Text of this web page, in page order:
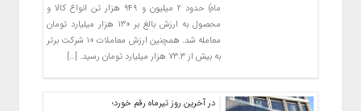
ماه) حدود ۲ میلیون و ۹۴۹ هزار تن انواع کالا و
محصول به ارزش بالغ بر ۱۳۰ هزار میلیارد تومان
معامله شد. همچنین ارزش معاملات ۱۰ شرکت برتر
به بیش از ۷۳.۳ هزار میلیارد تومان رسید. […]
در آخرین روز تیرماه رقم خورد؛